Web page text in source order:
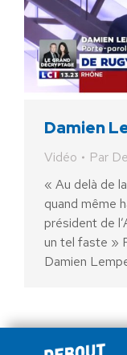
Damien
Vidéo Par
« Au delà de
quand même
président de
un tel faste »
Damien